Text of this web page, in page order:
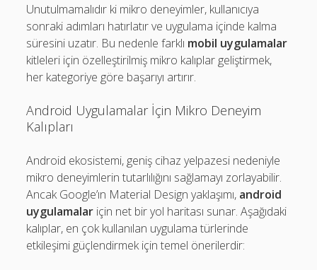
Unutulmamalıdır ki mikro deneyimler, kullanıcıya
sonraki adımları hatırlatır ve uygulama içinde kalma
süresini uzatır. Bu nedenle farklı mobil uygulamalar
kitleleri için özelleştirilmiş mikro kalıplar geliştirmek,
her kategoriye göre başarıyı artırır.
Android Uygulamalar İçin Mikro Deneyim
Kalıpları
Android ekosistemi, geniş cihaz yelpazesi nedeniyle
mikro deneyimlerin tutarlılığını sağlamayı zorlayabilir.
Ancak Google’ın Material Design yaklaşımı, android
uygulamalar için net bir yol haritası sunar. Aşağıdaki
kalıplar, en çok kullanılan uygulama türlerinde
etkileşimi güçlendirmek için temel önerilerdir: